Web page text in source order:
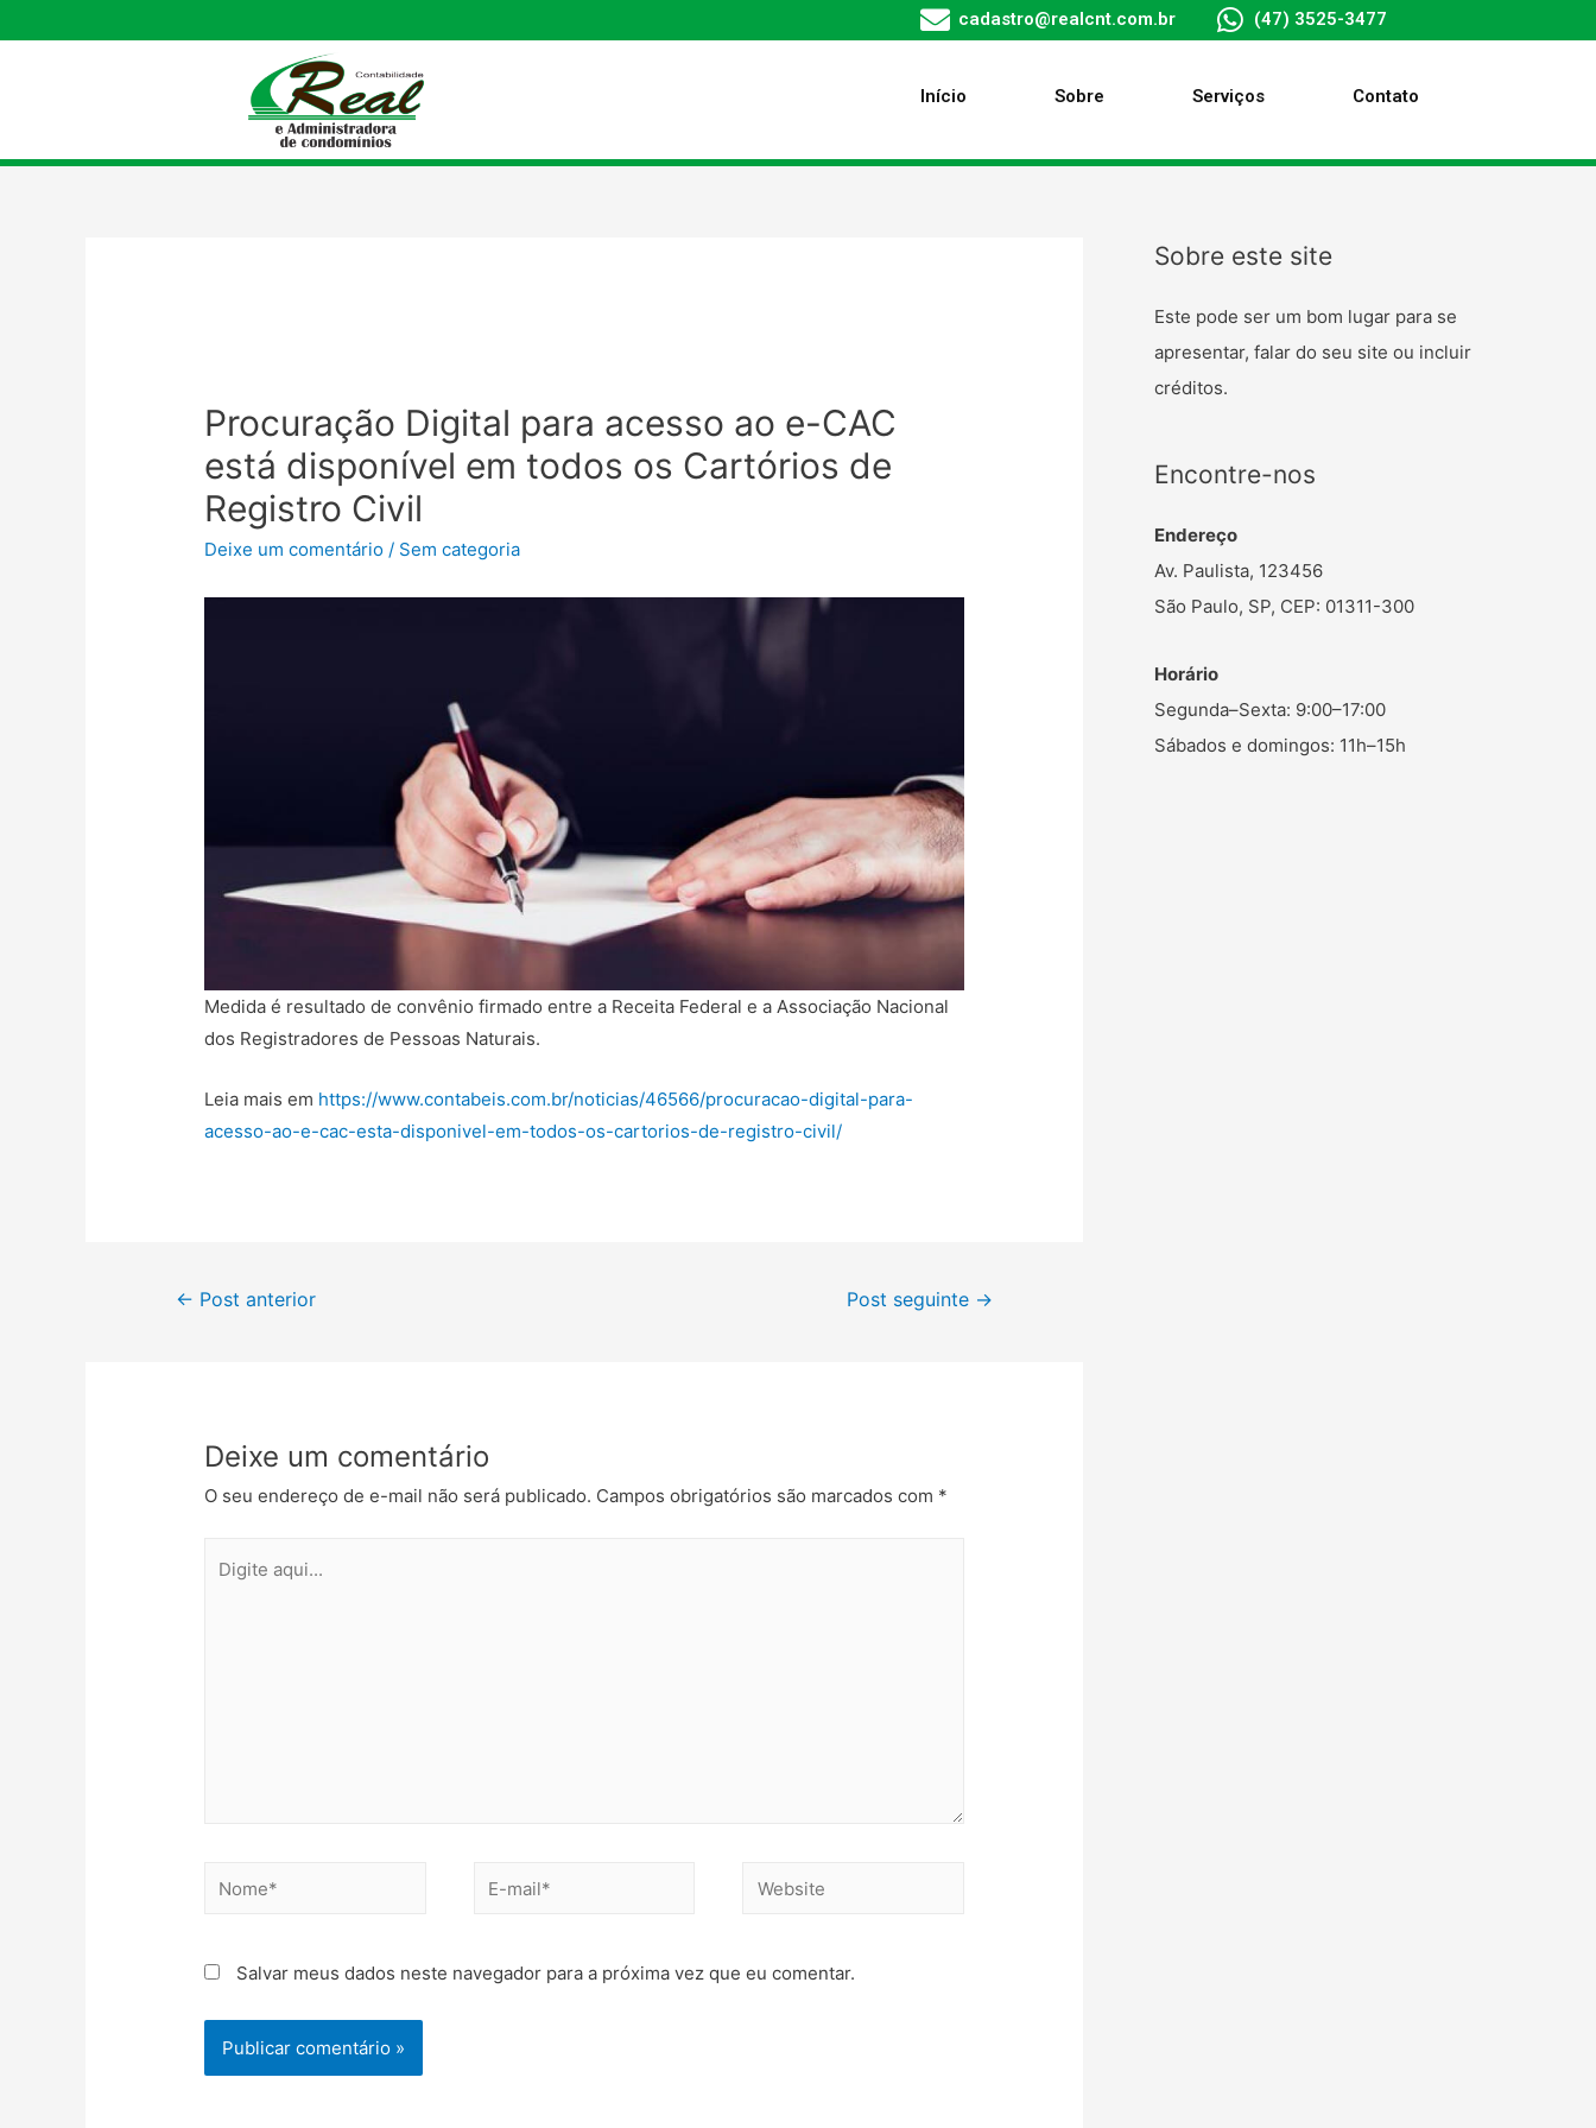
cadastro@realcnt.com.br (47) 3525-3477
Início Sobre Serviços Contato
Procuração Digital para acesso ao e-CAC
está disponível em todos os Cartórios de
Registro Civil
Deixe um comentário / Sem categoria
Medida é resultado de convênio firmado entre a Receita Federal e a Associação Nacional
dos Registradores de Pessoas Naturais.
Leia mais em https://www.contabeis.com.br/noticias/46566/procuracao-digital-para-
acesso-ao-e-cac-esta-disponivel-em-todos-os-cartorios-de-registro-civil/
← Post anterior Post seguinte →
Deixe um comentário
O seu endereço de e-mail não será publicado. Campos obrigatórios são marcados com *
Salvar meus dados neste navegador para a próxima vez que eu comentar.
Sobre este site
Este pode ser um bom lugar para se
apresentar, falar do seu site ou incluir
créditos.
Encontre-nos
Endereço
Av. Paulista, 123456
São Paulo, SP, CEP: 01311-300
Horário
Segunda–Sexta: 9:00–17:00
Sábados e domingos: 11h–15h